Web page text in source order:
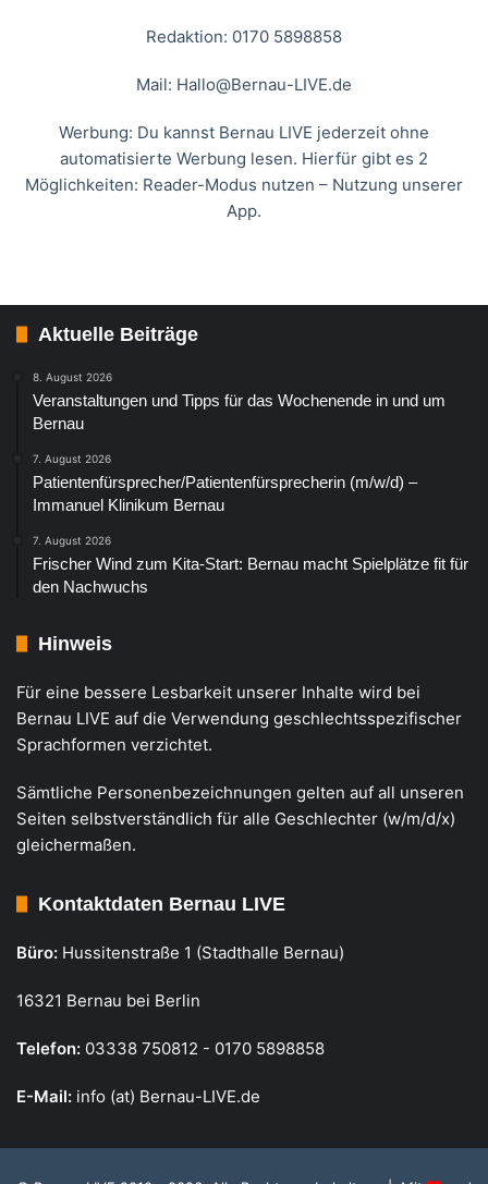
Redaktion: 0170 5898858
Mail: Hallo@Bernau-LIVE.de
Werbung: Du kannst Bernau LIVE jederzeit ohne
automatisierte Werbung lesen. Hierfür gibt es 2
Möglichkeiten: Reader-Modus nutzen – Nutzung unserer
App.
Aktuelle Beiträge
8. August 2026
Veranstaltungen und Tipps für das Wochenende in und um
Bernau
7. August 2026
Patientenfürsprecher/Patientenfürsprecherin (m/w/d) –
Immanuel Klinikum Bernau
7. August 2026
Frischer Wind zum Kita-Start: Bernau macht Spielplätze fit für
den Nachwuchs
Hinweis
Für eine bessere Lesbarkeit unserer Inhalte wird bei
Bernau LIVE auf die Verwendung geschlechtsspezifischer
Sprachformen verzichtet.
Sämtliche Personenbezeichnungen gelten auf all unseren
Seiten selbstverständlich für alle Geschlechter (w/m/d/x)
gleichermaßen.
Kontaktdaten Bernau LIVE
Büro: Hussitenstraße 1 (Stadthalle Bernau)
16321 Bernau bei Berlin
Telefon: 03338 750812 - 0170 5898858
E-Mail: info (at) Bernau-LIVE.de